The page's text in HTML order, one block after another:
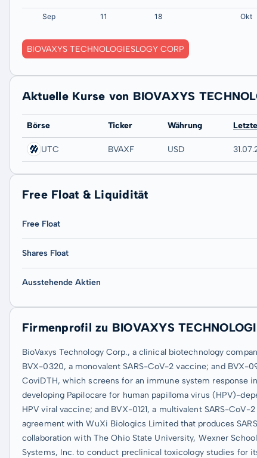
BIOVAXYS TECHNOLOGIESLOGY CORP
Aktuelle Kurse von BIOVAXYS
Börse Ticker Währung
UTC BVAXF USD
Free Float & Liquidität
Free Float
Shares Float
Ausstehende Aktien
Firmenprofil zu BIOVAXYS
BioVaxys Technology Corp., a clinical biotechnology
BVX-0320, a monovalent SARS-CoV-2 vaccine; and BVX-
CoviDTH, which screens for an immune system response
developing Papilocare for human papilloma virus (HPV)-
HPV viral vaccine; and BVX-0121, a multivalent SARS-
agreement with WuXi Biologics Limited that produces
collaboration with The Ohio State University, Wexner
Systems, Inc. to conduct preclinical toxicology studies for